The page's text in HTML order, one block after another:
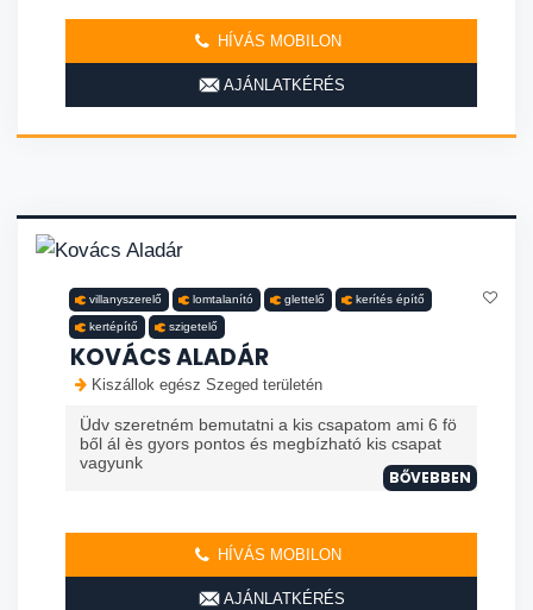
HÍVÁS MOBILON
AJÁNLATKÉRÉS
villanyszerelő lomtalanító glettelő kerítés építő
kertépítő szigetelő
KOVÁCS ALADÁR
Kiszállok egész Szeged területén
Üdv szeretném bemutatni a kis csapatom ami 6 fö
ből ál ès gyors pontos és megbízható kis csapat
vagyunk
BŐVEBBEN
HÍVÁS MOBILON
AJÁNLATKÉRÉS